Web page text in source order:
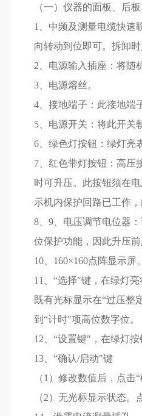
（一）仪器的面板、后板
1
、中频及测量电缆快
向转动到位即可。拆卸
2 、电源输入插座：将随
3 、电源熔丝。
4 、接地端子：此接地
5 、电源开关：将此开关
6 、绿色灯按钮：绿灯
7 、红色带灯按钮：高
时可升压。此按钮须在
示机内保护回路已工作
8
9 、电压调节电位器
位保护功能，因此升压前
10
160×160点阵显示屏。
11
、“选择"键，在绿灯
既有光标显示在“过压整
到“计时"项高位数字位。
12 、“设置键"，在绿灯按
13 、“确认/启动"键
（1 ）修改数值后，点击“
（2）无光标显示状态。